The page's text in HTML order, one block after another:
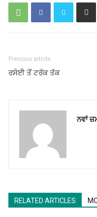
Previous article
ਰਸੋਈ ਤੋਂ ਟਰੱਕ ਤੱਕ
ਨਵਾਂ
RELATED ARTICLES